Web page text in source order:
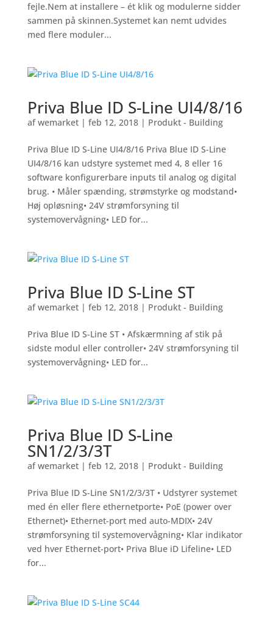
fejle.Nem at installere – ét klik og modulerne sidder
sammen på skinnen.Systemet kan nemt udvides
med flere moduler...
Priva Blue ID S-Line UI4/8/16
afwemarket| feb 12, 2018| Produkt - Building
Priva Blue ID S-Line UI4/8/16 Priva Blue ID S-Line
UI4/8/16 kan udstyre systemet med 4, 8 eller 16
software konfigurerbare inputs til analog og digital
brug. • Måler spænding, strømstyrke og modstand•
Høj opløsning• 24V strømforsyning til
systemovervågning• LED for...
Priva Blue ID S-Line ST
afwemarket| feb 12, 2018| Produkt - Building
Priva Blue ID S-Line ST • Afskærmning af stik på
sidste modul eller controller• 24V strømforsyning til
systemovervågning• LED for...
Priva Blue ID S-Line
SN1/2/3/3T
afwemarket| feb 12, 2018| Produkt - Building
Priva Blue ID S-Line SN1/2/3/3T • Udstyrer systemet
med én eller flere ethernetporte• PoE (power over
Ethernet)• Ethernet-port med auto-MDIX• 24V
strømforsyning til systemovervågning• Klar indikator
ved hver Ethernet-port• Priva Blue iD Lifeline• LED
for...